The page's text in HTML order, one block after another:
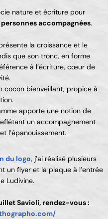
nature et écriture pour
accompagnées.
la croissance et le
que son tronc, en forme
à l’écriture, cœur de
cocon bienveillant, propice à
apporte une notion de
un accompagnement
l’épanouissement.
du logo, j’ai réalisé plusieurs
un flyer et la plaque à l’entrée
Ludivine.
Savioli, rendez-vous :